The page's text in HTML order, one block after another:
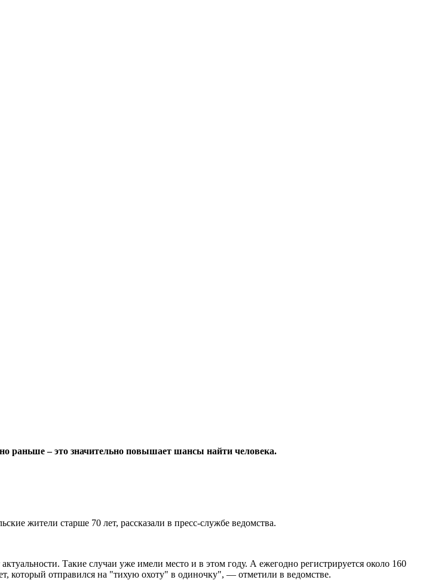
раньше – это значительно повышает шансы найти человека.
жители старше 70 лет, рассказали в пресс-службе ведомства.
Такие случаи уже имели место и в этом году. А ежегодно регистрируется около 160
который отправился на "тихую охоту" в одиночку", — отметили в ведомстве.